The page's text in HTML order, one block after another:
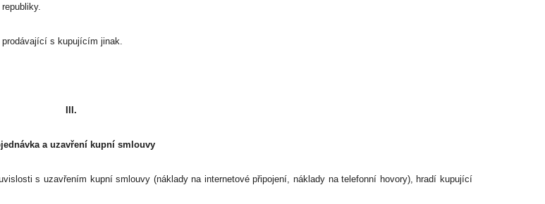
s kupujícím jinak.
III.
a uzavření kupní smlouvy
s uzavřením kupní smlouvy (náklady na internetové připojení, náklady na telefonní hovory), hradí kupující